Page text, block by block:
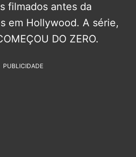
filmados antes da
em Hollywood. A série,
DO ZERO.
PUBLICIDADE